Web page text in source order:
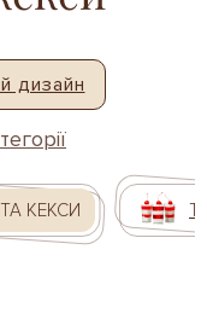
дизайн
КЕКСИ